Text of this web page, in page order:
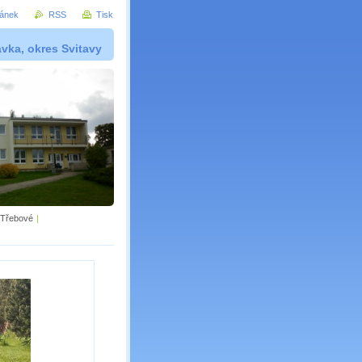
okres Svitavy
|
RSS Tisk